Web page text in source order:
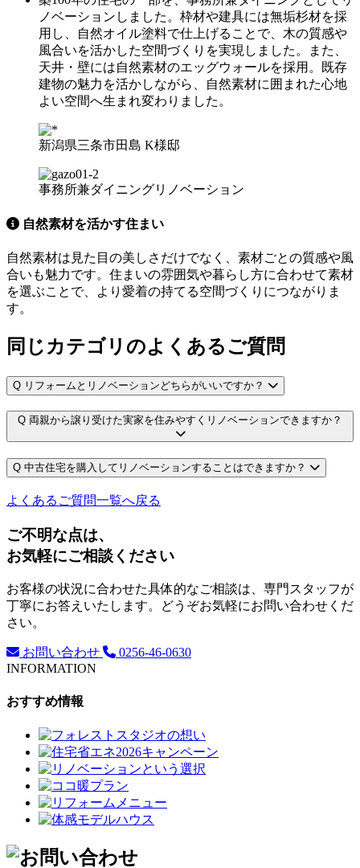
ノベーションしました。枠材や建具には無垢杉材を採
用し、自然オイル塗料で仕上げることで、木の質感や
風合いを活かした空間づくりを実現しました。また、
天井・壁には自然素材のエッグウォールを採用。既存
建物の魅力を活かしながら、自然素材に囲まれた心地
よい空間へ生まれ変わりました。
新潟県三条市田島 K様邸
事務所兼ダイニングリノベーション
自然素材を活かす住まい
自然素材は見た目の美しさだけでなく、素材ごとの質感や風
合いも魅力です。住まいの雰囲気や暮らし方に合わせて素材
を選ぶことで、より愛着の持てる空間づくりにつながりま
す。
同じカテゴリのよくあるご質問
Q リフォームとリノベーションどちらがいいですか？
Q 両親から譲り受けた実家を住みやすくリノベーションできますか？
Q 中古住宅を購入してリノベーションすることはできますか？
よくあるご質問一覧へ戻る
ご不明な点は、
お気軽にご相談ください
お客様の状況に合わせた具体的なご相談は、専門スタッフが
丁寧にお答えいたします。どうぞお気軽にお問い合わせくだ
さい。
お問い合わせ
0256-46-0630
INFORMATION
おすすめ情報